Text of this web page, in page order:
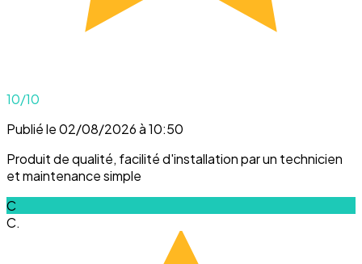
10/10
Publié le 02/08/2026 à 10:50
Produit de qualité, facilité d'installation par un technicien
et maintenance simple
C
C.